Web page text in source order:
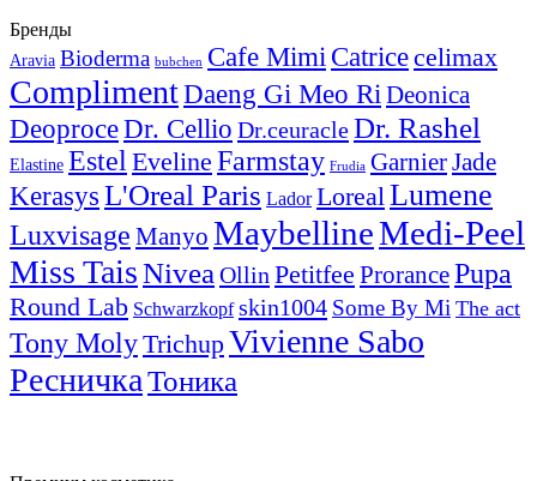
Бренды
Aravia Bioderma bubchen Cafe Mimi Catricecelimax
ComplimentDaeng Gi Meo Ri Deonica
DeoproceDr. Cellio Dr.ceuracleDr. Rashel
Elastine Estel Eveline Farmstay Frudia GarnierJade
Kerasys L'Oreal Paris Lador Loreal Lumene
Luxvisage Manyo MaybellineMedi-Peel
Miss TaisNivea Ollin Petitfee ProrancePupa
Round Lab Schwarzkopf skin1004 Some By Mi The act
Tony MolyTrichupVivienne Sabo
РесничкаТоника